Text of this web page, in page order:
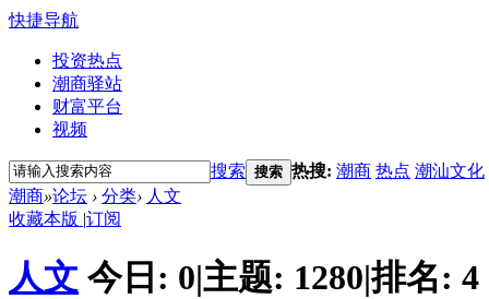
快捷导航
投资热点
潮商驿站
财富平台
视频
搜索 搜索 热搜: 潮商 热点 潮汕文化
潮商»论坛 › 分类› 人文
收藏本版 |订阅
人文 今日: 0|主题: 1280|排名: 4